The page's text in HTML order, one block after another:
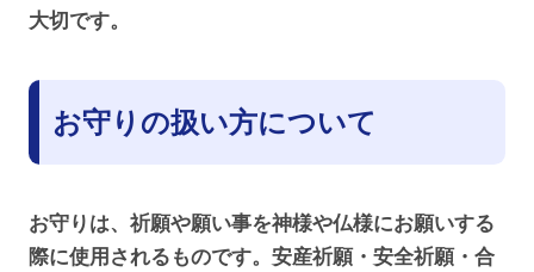
大切です。
お守りの扱い方について
お守りは、祈願や願い事を神様や仏様にお願いする
際に使用されるものです。安産祈願・安全祈願・合